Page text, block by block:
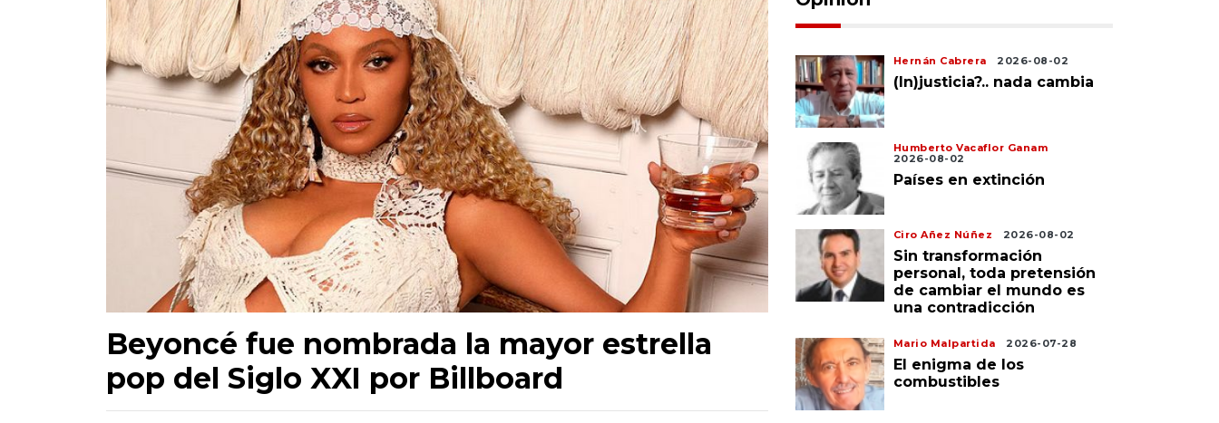
Beyoncé fue nombrada la mayor estrella
pop del Siglo XXI por Billboard
Hernán Cabrera 2026-08-02
(In)justicia?.. nada cambia
Humberto Vacaflor Ganam
2026-08-02
Países en extinción
Ciro Añez Núñez 2026-08-02
Sin transformación
personal, toda pretensión
de cambiar el mundo es
una contradicción
Mario Malpartida 2026-07-28
El enigma de los
combustibles